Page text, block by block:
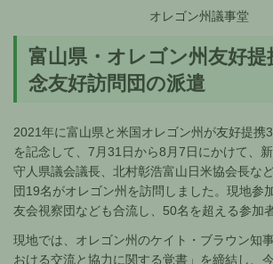
オレゴン州議事堂
富山県・オレゴン州友好提
念友好訪問団の派遣
2021年に富山県と米国オレゴン州が友好提携
を記念して、7月31日から8月7日にかけて、
守人県議会議長、北村彰浩富山日米協会長な
団19名がオレゴン州を訪問しました。現地参
友会視察団なども合流し、50名を超える参加
現地では、オレゴン州のケイト・ブラウン知
おける交流と協力に関する覚書」を締結し、